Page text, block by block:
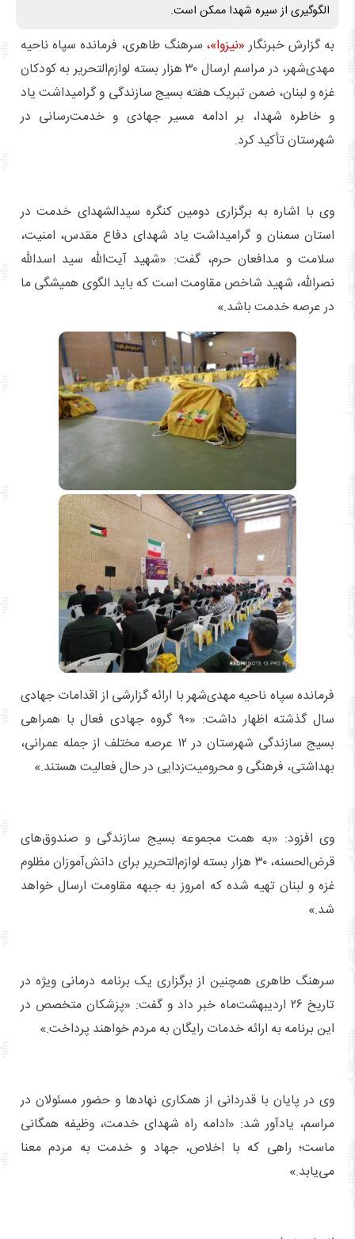
الگوگیری از سیره شهدا ممکن است.
به گزارش خبرنگار«نیزوا»، سرهنگ طاهری، فرمانده سپاه ناحیه
مهدی‌شهر، در مراسم ارسال ۳۰ هزار بسته لوازم‌التحریر به کودکان
غزه و لبنان، ضمن تبریک هفته بسیج سازندگی و گرامیداشت یاد
و خاطره شهدا، بر ادامه مسیر جهادی و خدمت‌رسانی در
شهرستان تأکید کرد.
وی با اشاره به برگزاری دومین کنگره سیدالشهدای خدمت در
استان سمنان و گرامیداشت یاد شهدای دفاع مقدس، امنیت،
سلامت و مدافعان حرم، گفت: «شهید آیت‌الله سید اسدالله
نصرالله، شهید شاخص مقاومت است که باید الگوی همیشگی ما
در عرصه خدمت باشد.»
فرمانده سپاه ناحیه مهدی‌شهر با ارائه گزارشی از اقدامات جهادی
سال گذشته اظهار داشت: «۹۰ گروه جهادی فعال با همراهی
بسیج سازندگی شهرستان در ۱۲ عرصه مختلف از جمله عمرانی،
بهداشتی، فرهنگی و محرومیت‌زدایی در حال فعالیت هستند.»
وی افزود: «به همت مجموعه بسیج سازندگی و صندوق‌های
قرض‌الحسنه، ۳۰ هزار بسته لوازم‌التحریر برای دانش‌آموزان مظلوم
غزه و لبنان تهیه شده که امروز به جبهه مقاومت ارسال خواهد
شد.»
سرهنگ طاهری همچنین از برگزاری یک برنامه درمانی ویژه در
تاریخ ۲۶ اردیبهشت‌ماه خبر داد و گفت: «پزشکان متخصص در
این برنامه به ارائه خدمات رایگان به مردم خواهند پرداخت.»
وی در پایان با قدردانی از همکاری نهادها و حضور مسئولان در
مراسم، یادآور شد: «ادامه راه شهدای خدمت، وظیفه همگانی
ماست؛ راهی که با اخلاص، جهاد و خدمت به مردم معنا
می‌یابد.»